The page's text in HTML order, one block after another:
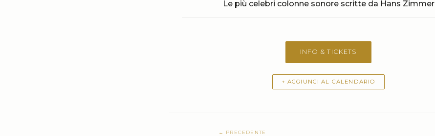
Le più celebri colonne sonore scritte da Hans Zimmer
INFO & TICKETS
+ AGGIUNGI AL CALENDARIO
← PRECEDENTE